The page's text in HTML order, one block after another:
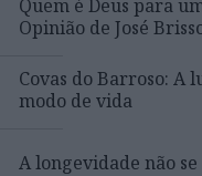
Quem é Deus para
Opinião de José
Covas do Barroso: A
modo de vida
A longevidade não